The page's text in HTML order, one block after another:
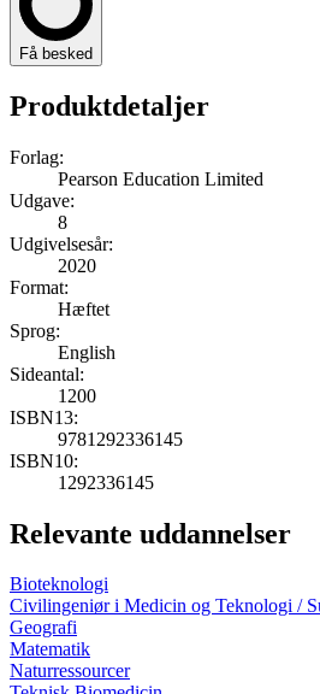
Få besked
Produktdetaljer
Forlag:
Pearson Education Limited
Udgave:
8
Udgivelsesår:
2020
Format:
Hæftet
Sprog:
English
Sideantal:
1200
ISBN13:
9781292336145
ISBN10:
1292336145
Relevante uddannelser
Bioteknologi
Civilingeniør i Medicin og Teknologi /
Geografi
Matematik
Naturressourcer